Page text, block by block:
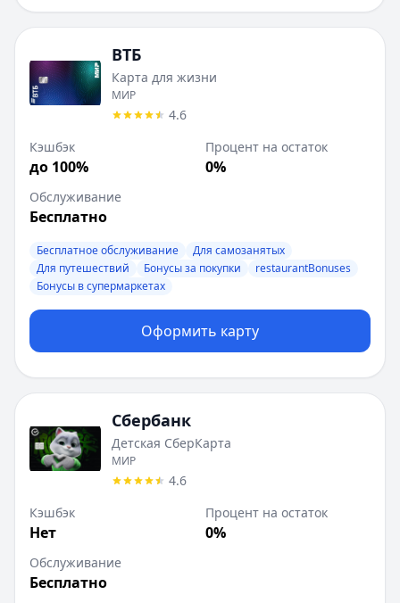
ВТБ
Карта для жизни
МИР
4.6
Кэшбэк
до 100%
Процент на остаток
0%
Обслуживание
Бесплатно
Бесплатное обслуживание
Для самозанятых
Для путешествий
Бонусы за покупки
restaurantBonuses
Бонусы в супермаркетах
Оформить карту
Сбербанк
Детская СберКарта
МИР
4.6
Кэшбэк
Нет
Процент на остаток
0%
Обслуживание
Бесплатно